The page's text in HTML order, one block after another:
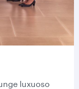
luxuoso